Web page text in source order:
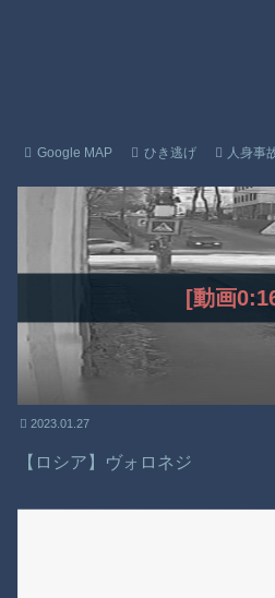
Google MAP ひき逃げ 人身事
[動画
2023.01.27
【ロシア】ヴォロネジ